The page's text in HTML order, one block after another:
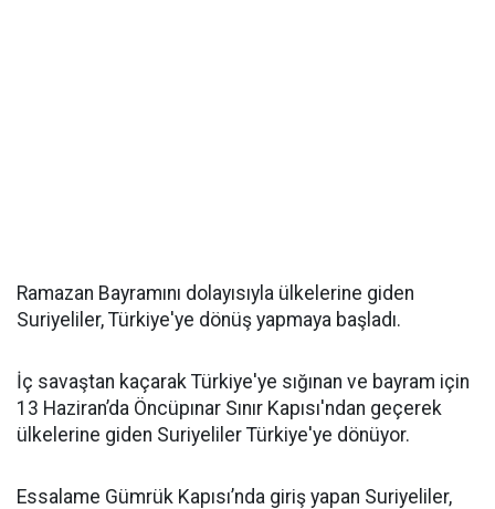
Ramazan Bayramını dolayısıyla ülkelerine giden
Suriyeliler, Türkiye'ye dönüş yapmaya başladı.
İç savaştan kaçarak Türkiye'ye sığınan ve bayram için
13 Haziran’da Öncüpınar Sınır Kapısı'ndan geçerek
ülkelerine giden Suriyeliler Türkiye'ye dönüyor.
Essalame Gümrük Kapısı’nda giriş yapan Suriyeliler,